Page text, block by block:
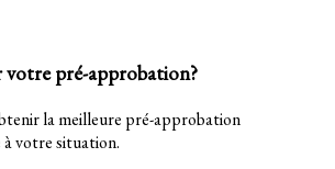
votre pré-approbation?
la meilleure pré-approbation
votre situation.